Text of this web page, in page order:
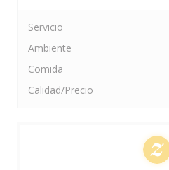
Servicio
Ambiente
Comida
Calidad/Precio